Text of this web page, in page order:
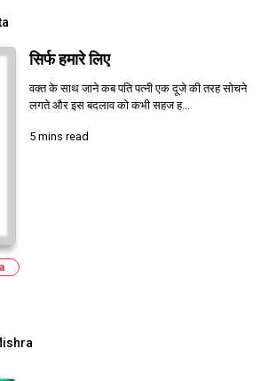
सिर्फ हमारे लिए
वक्त के साथ जाने कब पति पत्नी एक दूजे की तरह सोचने
लगते और इस बदलाव को कभी सहज ह...
5 mins read